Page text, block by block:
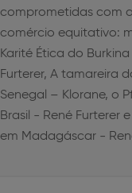
comprometidas com
comércio equitativo:
Karité Ética do
Furterer, A tamareira
Senegal – Klorane, o
Brasil - René Furterer
em Madagáscar -